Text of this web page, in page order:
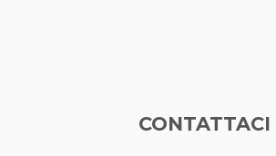
CONTATTACI